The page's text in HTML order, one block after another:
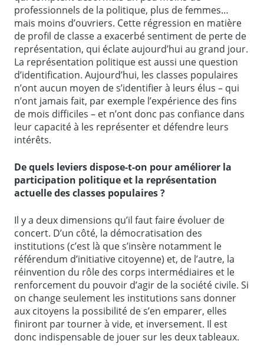
professionnels de la politique, plus de femmes…
mais moins d’ouvriers. Cette régression en matière
de profil de classe a exacerbé sentiment de perte de
représentation, qui éclate aujourd’hui au grand jour.
La représentation politique est aussi une question
d’identification. Aujourd’hui, les classes populaires
n’ont aucun moyen de s’identifier à leurs élus – qui
n’ont jamais fait, par exemple l’expérience des fins
de mois difficiles – et n’ont donc pas confiance dans
leur capacité à les représenter et défendre leurs
intérêts.
De quels leviers dispose-t-on pour améliorer la
participation politique et la représentation
actuelle des classes populaires ?
Il y a deux dimensions qu’il faut faire évoluer de
concert. D’un côté, la démocratisation des
institutions (c’est là que s’insère notamment le
référendum d’initiative citoyenne) et, de l’autre, la
réinvention du rôle des corps intermédiaires et le
renforcement du pouvoir d’agir de la société civile. Si
on change seulement les institutions sans donner
aux citoyens la possibilité de s’en emparer, elles
finiront par tourner à vide, et inversement. Il est
donc indispensable de jouer sur les deux tableaux.